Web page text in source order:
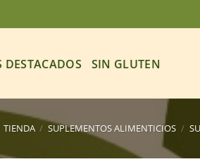
DESTACADOS SIN GLUTEN
TIENDA / SUPLEMENTOS ALIMENTICIOS /